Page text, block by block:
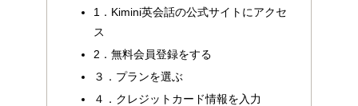
1．Kimini英会話の公式サイトにアクセ
ス
2．無料会員登録をする
３．プランを選ぶ
４．クレジットカード情報を入力